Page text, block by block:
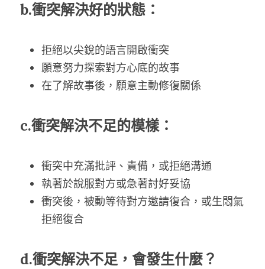
b.衝突解決好的狀態：
拒絕以尖銳的語言開啟衝突
願意努力探索對方心底的故事
在了解故事後，願意主動修復關係
c.衝突解決不足的模樣：
衝突中充滿批評、責備，或拒絕溝通
執著於說服對方或急著討好妥協
衝突後，被動等待對方邀請復合，或生悶氣
拒絕復合
d.衝突解決不足，會發生什麼？